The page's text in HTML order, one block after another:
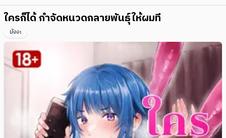
ใครก็ได้ กำจัดหนวดกลายพันธุ์ให้ผมที
มังงะ